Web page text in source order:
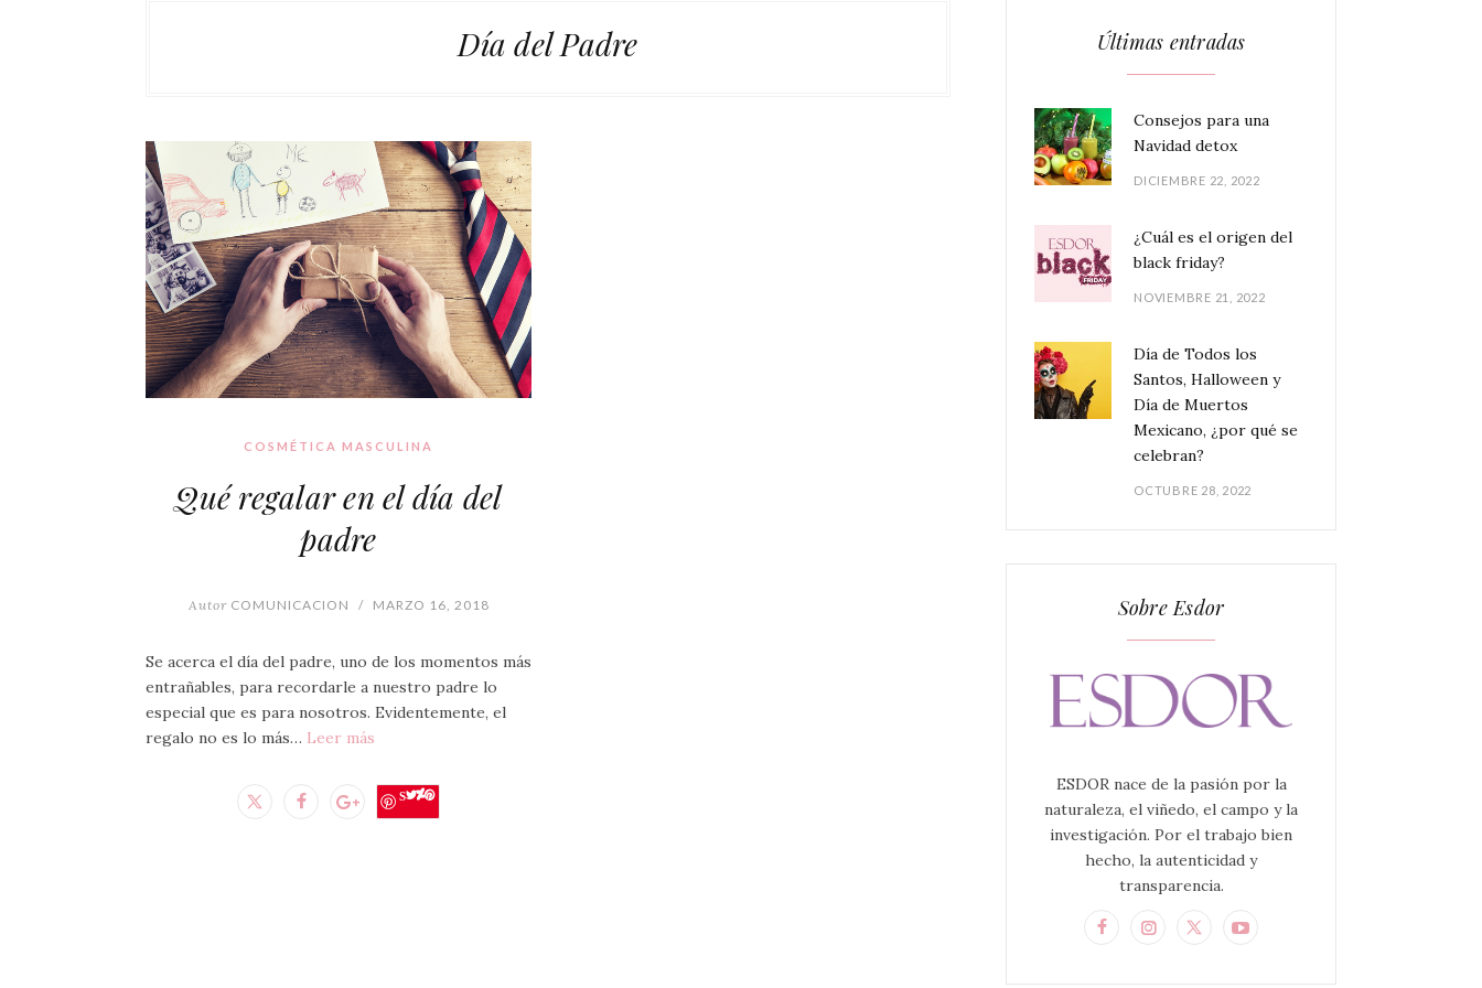
Día del Padre
COSMÉTICA MASCULINA
Qué regalar en el día del
padre
AutorCOMUNICACION / MARZO 16, 2018
Se acerca el día del padre, uno de los momentos más
entrañables, para recordarle a nuestro padre lo
especial que es para nosotros. Evidentemente, el
regalo no es lo más… Leer más
Save
Últimas entradas
Consejos para una
Navidad detox
DICIEMBRE 22, 2022
¿Cuál es el origen del
black friday?
NOVIEMBRE 21, 2022
Día de Todos los
Santos, Halloween y
Día de Muertos
Mexicano, ¿por qué se
celebran?
OCTUBRE 28, 2022
Sobre Esdor
ESDOR nace de la pasión por la
naturaleza, el viñedo, el campo y la
investigación. Por el trabajo bien
hecho, la autenticidad y
transparencia.